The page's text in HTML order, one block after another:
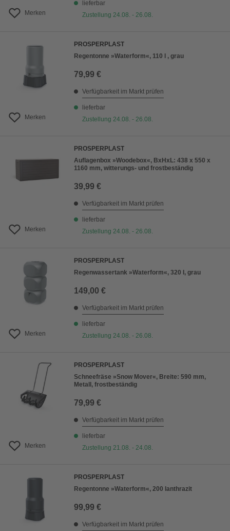
Merken
lieferbar
Zustellung 24.08. - 26.08.
Merken
PROSPERPLAST
Regentonne »Waterform«, 110 l , grau
79,99 €
Verfügbarkeit im Markt prüfen
lieferbar
Zustellung 24.08. - 26.08.
Merken
PROSPERPLAST
Auflagenbox »Woodebox«, BxHxL: 438 x 550 x
1160 mm, witterungs- und frostbeständig
39,99 €
Verfügbarkeit im Markt prüfen
lieferbar
Zustellung 24.08. - 26.08.
Merken
PROSPERPLAST
Regenwassertank »Waterform«, 320 l, grau
149,00 €
Verfügbarkeit im Markt prüfen
lieferbar
Zustellung 24.08. - 26.08.
Merken
PROSPERPLAST
Schneefräse »Snow Mover«, Breite: 590 mm,
Metall, frostbeständig
79,99 €
Verfügbarkeit im Markt prüfen
lieferbar
Zustellung 21.08. - 24.08.
PROSPERPLAST
Regentonne »Waterform«, 200 lanthrazit
99,99 €
Verfügbarkeit im Markt prüfen